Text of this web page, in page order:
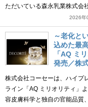
ただいている森永乳業株式会
2026年
～老化と
込めた最
「AQ ミ
発売／株
株式会社コーセーは、ハイプ
ライン「AQ ミリオリティ」
容皮膚科学と独自の官能品質